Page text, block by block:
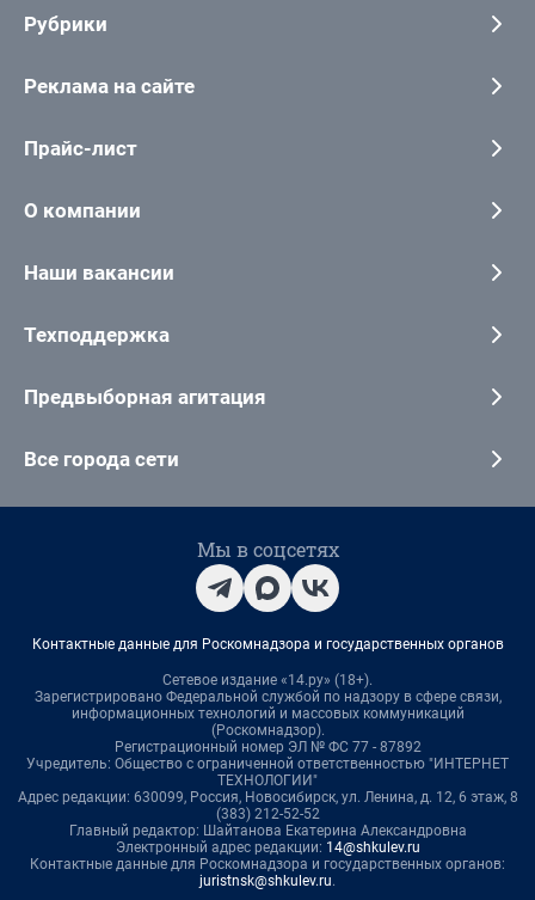
Рубрики
Реклама на сайте
Прайс-лист
О компании
Наши вакансии
Техподдержка
Предвыборная агитация
Все города сети
Мы в соцсетях
Контактные данные для Роскомнадзора и государственных органов
Сетевое издание «14.ру» (18+).
Зарегистрировано Федеральной службой по надзору в сфере связи,
информационных технологий и массовых коммуникаций
(Роскомнадзор).
Регистрационный номер ЭЛ № ФС 77 - 87892
Учредитель: Общество с ограниченной ответственностью "ИНТЕРНЕТ
ТЕХНОЛОГИИ"
Адрес редакции: 630099, Россия, Новосибирск, ул. Ленина, д. 12, 6 этаж, 8
(383) 212-52-52
Главный редактор: Шайтанова Екатерина Александровна
Электронный адрес редакции: 14@shkulev.ru
Контактные данные для Роскомнадзора и государственных органов:
juristnsk@shkulev.ru.